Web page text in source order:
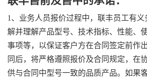
1、业务人员报价过程中，联丰员工有义
解并理解产品型号、技术指标、性能、
事项等，以保证客户方在合同签定前作
同后，将严格遵照报价及合同规定，在
供与合同中型号一致的品质产品。如果